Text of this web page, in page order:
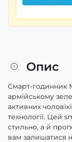
Опис
Смарт-годинник
армійському
активних
технології. Цей
стильно, а й
вам залишатися